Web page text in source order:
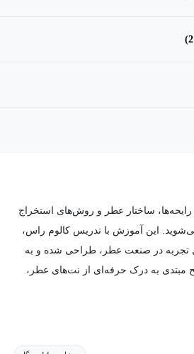
رایحه‌ها، ساختار عطر و روش‌های استخراج
این آموزش با تدریس کالوم راس،
با بیش از ۱۰ سال تجربه در صنعت عطر، طراحی شده و به
مبتدی به درک حرفه‌ای از نت‌های عطر،
مغز انسان رایحه‌ها را پردازش می‌کند.